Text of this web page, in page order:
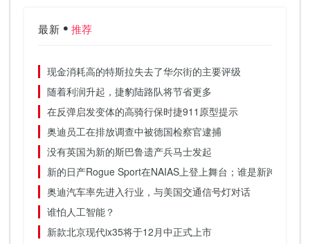
最新 推荐
现金消耗高的特斯拉失去了华尔街的主要评级
随着利润升起，捷豹陆路队将节省更多
在反弹启发变体的高骑行保时捷911原型提示
奥迪员工在排放调查中被德国检察官逮捕
没有英国为新的斯巴鲁遗产兵马士发起
新的日产Rogue Sport在NAIAS上登上舞台；谁是新跨界车的
奥迪汽车率先进入行业，与美国交通信号灯对话
谁怕人工智能？
新款北京现代ix35将于12月中正式上市